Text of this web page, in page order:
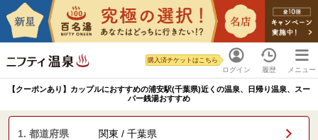
ログイン
購入済チケットはこちら
履歴 メニュー
【クーポンあり】カップルにおすすめの浦安駅(千葉県)近くの温泉、日帰り温泉、スー
パー銭湯おすすめ
1. 都道府県 関東 / 千葉県